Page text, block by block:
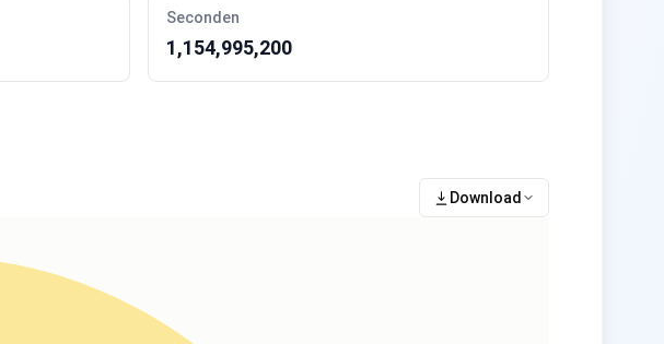
Seconden
1,154,995,200
Download